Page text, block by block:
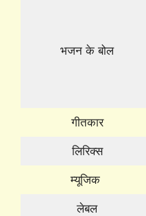
भजन के बोल
गीतकार
लिरिक्स
म्यूजिक
लेबल